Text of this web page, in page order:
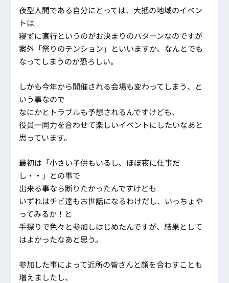
夜型人間である自分にとっては、大抵の地域のイベン
トは
寝ずに直行というのがお決まりのパターンなのですが
案外「祭りのテンション」といいますか、なんとでも
なってしまうのが恐ろしい。
しかも今年から開催される会場も変わってしまう、と
いう事なので
なにかとトラブルも予想されるんですけども、
役員一同力を合わせて楽しいイベントにしたいなあと
思っています。
最初は「小さい子供もいるし、ほぼ夜に仕事だ
し・・」との事で
出来る事なら断りたかったんですけども
いずれはチビ達もお世話になるわけだし、いっちょや
ってみるか！と
手探りで色々と参加しはじめたんですが、結果として
はよかったなあと思う。
参加した事によって近所の皆さんと顔を合わすことも
増えましたし、